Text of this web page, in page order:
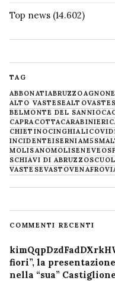
Top news (14.602)
TAG
ABBONATIABRUZZO
ALTO VASTESE
BELMONTE DEL SANNIO
CAPRACOTTACARABINIERI
CHIETINOCINGHIALI
INCIDENTEISERNIAM5S
MOLISANOMOLISENEVE
SCHIAVI DI ABRUZZO
VASTESEVASTOVENAFRO
COMMENTI RECENTI
fiori”, la
nella “sua”